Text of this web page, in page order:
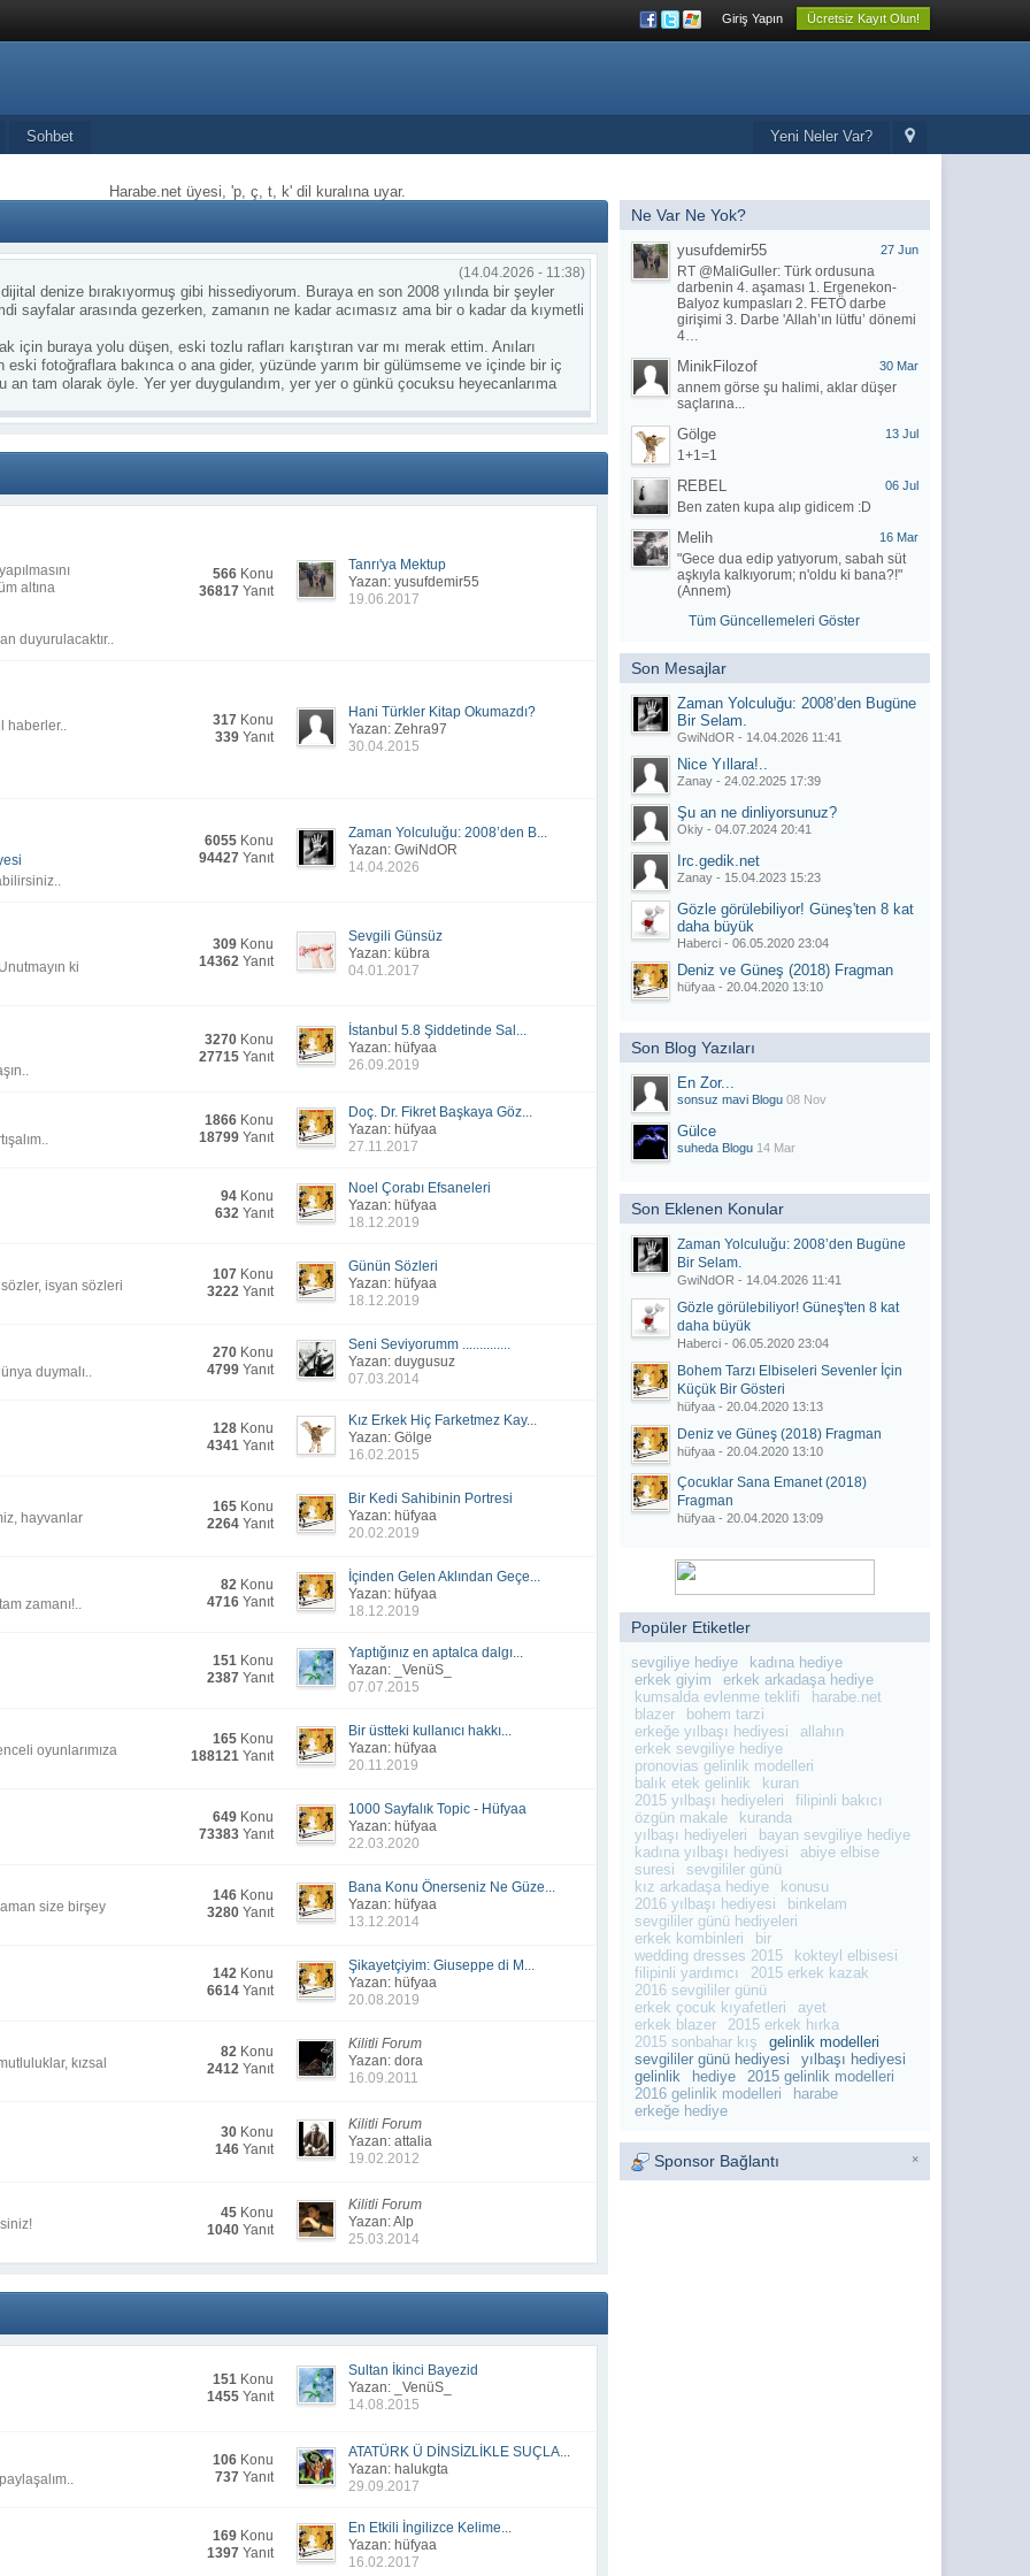
Giriş Yapın Ücretsiz Kayıt Olun!
Yeni Neler Var?
Sohbet
Harabe.net üyesi, 'p, ç, t, k' dil kuralına uyar.
(14.04.2026 - 11:38)
denize bırakıyormuş gibi hissediyorum. Buraya en son 2008 yılında bir şeyler
sayfalar arasında gezerken, zamanın ne kadar acımasız ama bir o kadar da kıymetli
için buraya yolu düşen, eski tozlu rafları karıştıran var mı merak ettim. Anıları
eski fotoğraflara bakınca o ana gider, yüzünde yarım bir gülümseme ve içinde bir iç
an tam olarak öyle. Yer yer duygulandım, yer yer o günkü çocuksu heyecanlarıma
yerinden çıkacak gibi oldu. O dönemdeki sevgilimle olan yazışmalarımı gördüm.
izden ibaretler. İnsan değişiyor, dünya değişiyor ama bu forumun bir köşesinde o
okur mu bilmiyorum. Ama eğer okuyorsan; bil ki bir yerlerde hâlâ o günleri
anlar hep buralarda bir yerde saklı kalacak.
(24.02.2025 - 17:40)
herkese selam...
nereye
(28.02.2020 - 17:16)
olur:)
zaten. Fakat bana iş çıkarıyorsun, hem bir kere oldu
getiririm şunu yapabilsem, dangalak sistem!
(01.01.2020 - 23:56)
uzantısını kullanma yetkiniz yok diyorsun?
adresini kopyalayarak fotoğraf alıp konu açamıyorum, neden?
aynı şeyi yaptım, bu ne saçmalık!
(13.06.2019 - 14:09)
olmuyor
(09.05.2019 - 13:45)
(09.05.2019 - 13:41)
(17.03.2019 - 11:24)
(17.03.2019 - 11:24)
laf ekle, linki kısalt...
bile yetişemiyorum. Zaman alan şeyler bunlar. Kafanı gözünü
Adsense gösterim sayısını etkiliyor.
bir pinterest sayfası yapabilirim halbuse
altına
duyurulacaktır..
566 Konu
36817 Yanıt
Tanrı'ya Mektup
Yazan: yusufdemir55
19.06.2017
haberler..
317 Konu
339 Yanıt
Hani Türkler Kitap Okumazdı?
Yazan: Zehra97
30.04.2015
6055 Konu
94427 Yanıt
Zaman Yolculuğu: 2008’den B...
Yazan: GwiNdOR
14.04.2026
ki
309 Konu
14362 Yanıt
Sevgili Günsüz
Yazan: kübra
04.01.2017
3270 Konu
27715 Yanıt
İstanbul 5.8 Şiddetinde Sal...
Yazan: hüfyaa
26.09.2019
1866 Konu
18799 Yanıt
Doç. Dr. Fikret Başkaya Göz...
Yazan: hüfyaa
27.11.2017
94 Konu
632 Yanıt
Noel Çorabı Efsaneleri
Yazan: hüfyaa
18.12.2019
isyan sözleri
107 Konu
3222 Yanıt
Günün Sözleri
Yazan: hüfyaa
18.12.2019
duymalı..
270 Konu
4799 Yanıt
Seni Seviyorumm ..............
Yazan: duygusuz
07.03.2014
128 Konu
4341 Yanıt
Kız Erkek Hiç Farketmez Kay...
Yazan: Gölge
16.02.2015
hayvanlar
165 Konu
2264 Yanıt
Bir Kedi Sahibinin Portresi
Yazan: hüfyaa
20.02.2019
zamanı!..
82 Konu
4716 Yanıt
İçinden Gelen Aklından Geçe...
Yazan: hüfyaa
18.12.2019
151 Konu
2387 Yanıt
Yaptığınız en aptalca dalgı...
Yazan: _VenüS_
07.07.2015
oyunlarımıza
165 Konu
188121 Yanıt
Bir üstteki kullanıcı hakkı...
Yazan: hüfyaa
20.11.2019
649 Konu
73383 Yanıt
1000 Sayfalık Topic - Hüfyaa
Yazan: hüfyaa
22.03.2020
size birşey
146 Konu
3280 Yanıt
Bana Konu Önerseniz Ne Güze...
Yazan: hüfyaa
13.12.2014
142 Konu
6614 Yanıt
Şikayetçiyim: Giuseppe di M...
Yazan: hüfyaa
20.08.2019
kızsal
82 Konu
2412 Yanıt
Kilitli Forum
Yazan: dora
16.09.2011
30 Konu
146 Yanıt
Kilitli Forum
Yazan: attalia
19.02.2012
45 Konu
1040 Yanıt
Kilitli Forum
Yazan: Alp
25.03.2014
151 Konu
1455 Yanıt
Sultan İkinci Bayezid
Yazan: _VenüS_
14.08.2015
106 Konu
737 Yanıt
ATATÜRK Ü DİNSİZLİKLE SUÇLA...
Yazan: halukgta
29.09.2017
169 Konu
1397 Yanıt
En Etkili İngilizce Kelime...
Yazan: hüfyaa
16.02.2017
Ne Var Ne Yok?
27 Jun
yusufdemir55
RT @MaliGuller: Türk ordusuna
darbenin 4. aşaması 1. Ergenekon-
Balyoz kumpasları 2. FETÖ darbe
girişimi 3. Darbe 'Allah’ın lütfu’ dönemi
4…
30 Mar
MinikFilozof
annem görse şu halimi, aklar düşer
saçlarına...
13 Jul
Gölge
1+1=1
06 Jul
REBEL
Ben zaten kupa alıp gidicem :D
16 Mar
Melih
"Gece dua edip yatıyorum, sabah süt
aşkıyla kalkıyorum; n'oldu ki bana?!"
(Annem)
Tüm Güncellemeleri Göster
Son Mesajlar
Zaman Yolculuğu: 2008’den Bugüne
Bir Selam.
GwiNdOR - 14.04.2026 11:41
Nice Yıllara!..
Zanay - 24.02.2025 17:39
Şu an ne dinliyorsunuz?
Okiy - 04.07.2024 20:41
Irc.gedik.net
Zanay - 15.04.2023 15:23
Gözle görülebiliyor! Güneş'ten 8 kat
daha büyük
Haberci - 06.05.2020 23:04
Deniz ve Güneş (2018) Fragman
hüfyaa - 20.04.2020 13:10
Son Blog Yazıları
En Zor...
sonsuz mavi Blogu 08 Nov
Gülce
suheda Blogu 14 Mar
Son Eklenen Konular
Zaman Yolculuğu: 2008’den Bugüne
Bir Selam.
GwiNdOR - 14.04.2026 11:41
Gözle görülebiliyor! Güneş'ten 8 kat
daha büyük
Haberci - 06.05.2020 23:04
Bohem Tarzı Elbiseleri Sevenler İçin
Küçük Bir Gösteri
hüfyaa - 20.04.2020 13:13
Deniz ve Güneş (2018) Fragman
hüfyaa - 20.04.2020 13:10
Çocuklar Sana Emanet (2018)
Fragman
hüfyaa - 20.04.2020 13:09
Popüler Etiketler
sevgiliye hediye
kadına hediye
erkek giyim
erkek arkadaşa hediye
kumsalda evlenme teklifi
harabe.net
blazer
bohem tarzi
erkeğe yılbaşı hediyesi
allahın
erkek sevgiliye hediye
pronovias gelinlik modelleri
balık etek gelinlik
kuran
2015 yılbaşı hediyeleri
filipinli bakıcı
özgün makale
kuranda
yılbaşı hediyeleri
bayan sevgiliye hediye
kadına yılbaşı hediyesi
abiye elbise
suresi
sevgililer günü
kız arkadaşa hediye
konusu
2016 yılbaşı hediyesi
binkelam
sevgililer günü hediyeleri
erkek kombinleri
bir
wedding dresses 2015
kokteyl elbisesi
filipinli yardımcı
2015 erkek kazak
2016 sevgililer günü
erkek çocuk kıyafetleri
ayet
erkek blazer
2015 erkek hırka
2015 sonbahar kış
gelinlik modelleri
sevgililer günü hediyesi
yılbaşı hediyesi
gelinlik
hediye
2015 gelinlik modelleri
2016 gelinlik modelleri
harabe
erkeğe hediye
×
Sponsor Bağlantı